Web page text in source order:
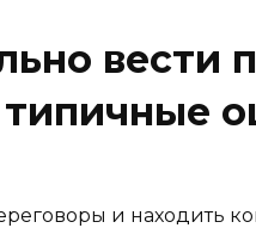
вести
типичные
и находить